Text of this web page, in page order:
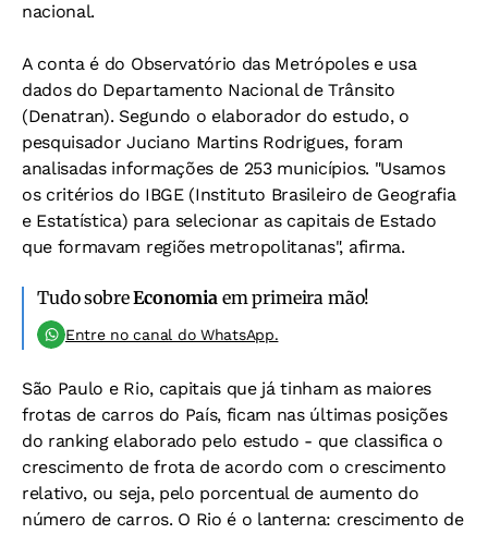
nacional.
A conta é do Observatório das Metrópoles e usa
dados do Departamento Nacional de Trânsito
(Denatran). Segundo o elaborador do estudo, o
pesquisador Juciano Martins Rodrigues, foram
analisadas informações de 253 municípios. "Usamos
os critérios do IBGE (Instituto Brasileiro de Geografia
e Estatística) para selecionar as capitais de Estado
que formavam regiões metropolitanas", afirma.
Tudo sobreEconomiaem primeira mão!
Entre no canal do WhatsApp.
São Paulo e Rio, capitais que já tinham as maiores
frotas de carros do País, ficam nas últimas posições
do ranking elaborado pelo estudo - que classifica o
crescimento de frota de acordo com o crescimento
relativo, ou seja, pelo porcentual de aumento do
número de carros. O Rio é o lanterna: crescimento de